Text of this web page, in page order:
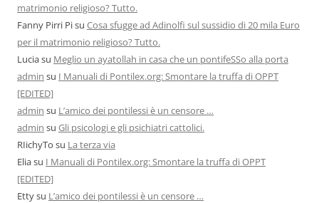
matrimonio religioso? Tutto.
Fanny Pirri Pisu Cosa sfugge ad Adinolfi sul sussidio di 20 mila Euro
per il matrimonio religioso? Tutto.
Luciasu Meglio un ayatollah in casa che un pontifeSSo alla porta
admin su I Manuali di Pontilex.org: Smontare la truffa di OPPT
[EDITED]
admin su L’amico dei pontilessi è un censore …
admin su Gli psicologi e gli psichiatri cattolici.
RIichyTo su La terza via
Eliasu I Manuali di Pontilex.org: Smontare la truffa di OPPT
[EDITED]
Ettysu L’amico dei pontilessi è un censore …